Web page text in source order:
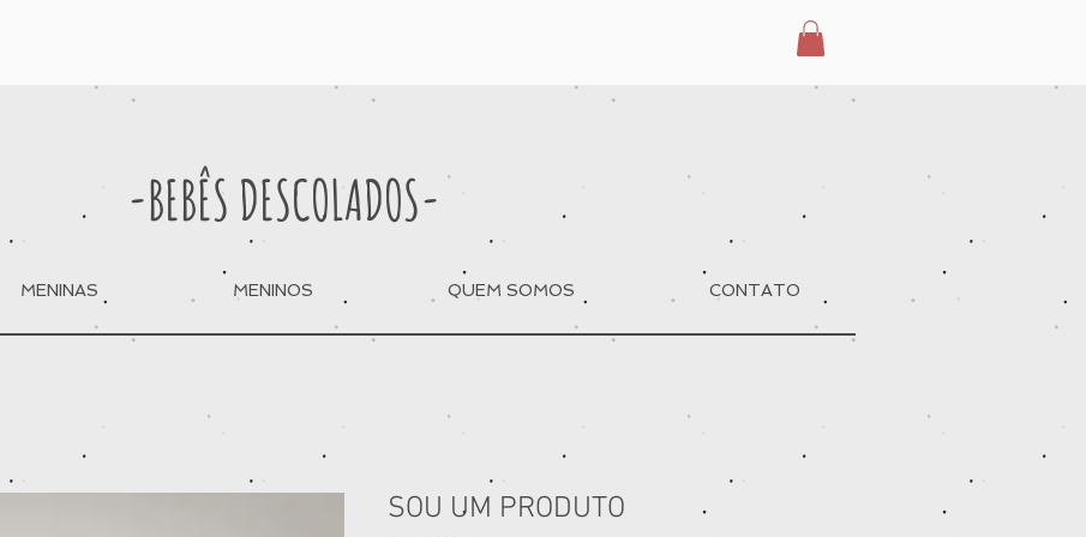
-BEBÊS DESCOLADOS-
MENINAS MENINOS QUEM SOMOS CONTATO
SOU UM PRODUTO